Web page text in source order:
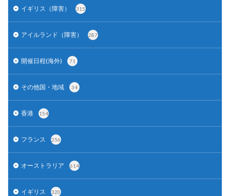
イギリス（障害） 315
アイルランド（障害） 287
開催日程(海外) 71
その他国・地域 34
香港 154
フランス 256
オーストラリア 614
イギリス 320